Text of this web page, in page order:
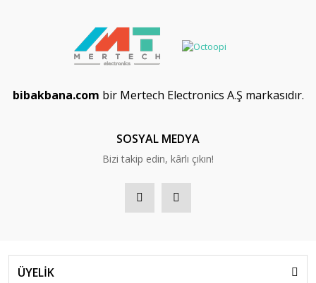
bibakbana.com bir Mertech Electronics A.Ş markasıdır.
SOSYAL MEDYA
Bizi takip edin, kârlı çıkın!
ÜYELİK